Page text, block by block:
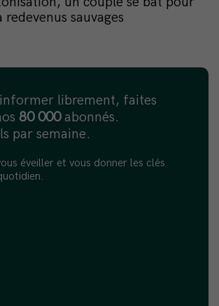
sauvages
librement, faites
80 000abonnés.
par semaine.
éveiller et vous donner les clés